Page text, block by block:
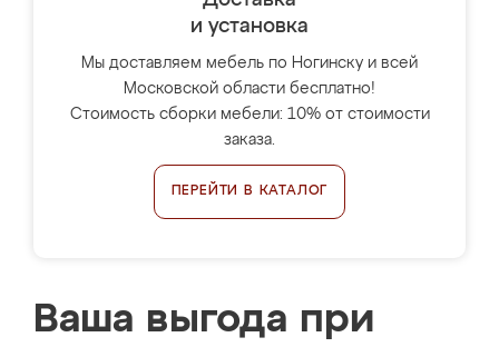
и установка
Мы доставляем мебель по Ногинску и всей
Московской области бесплатно!
Стоимость сборки мебели: 10% от стоимости
заказа.
ПЕРЕЙТИ В КАТАЛОГ
Ваша выгода при